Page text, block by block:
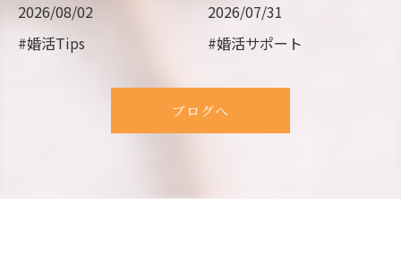
2026/08/02
#婚活Tips
2026/07/31
#婚活サポート
ブログへ